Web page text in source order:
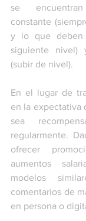
se
constante
y lo que deben
siguiente nivel)
(subir de nivel).
En el lugar de
en la expectativa
sea
regularmente.
ofrecer
aumentos
modelos
comentarios de
en persona o